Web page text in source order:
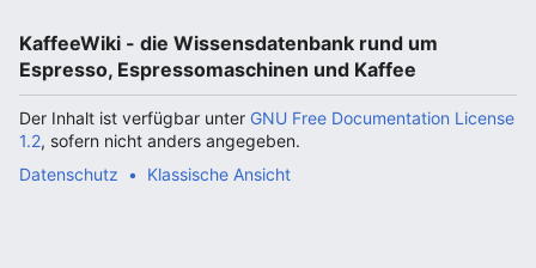
KaffeeWiki - die Wissensdatenbank rund um
Espresso, Espressomaschinen und Kaffee
Der Inhalt ist verfügbar unter GNU Free Documentation License
1.2, sofern nicht anders angegeben.
Datenschutz
Klassische Ansicht